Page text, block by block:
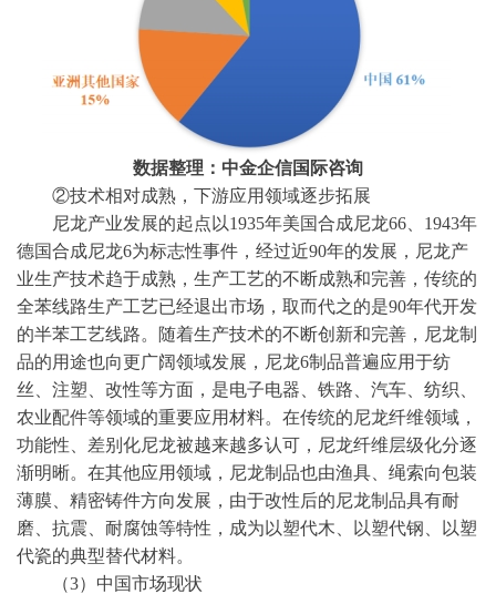
数据整理：中金企信国际咨询
②技术相对成熟，下游应用领域逐步拓展
尼龙产业发展的起点以1935年美国合成尼龙66、1943年
德国合成尼龙6为标志性事件，经过近90年的发展，尼龙产
业生产技术趋于成熟，生产工艺的不断成熟和完善，传统的
全苯线路生产工艺已经退出市场，取而代之的是90年代开发
的半苯工艺线路。随着生产技术的不断创新和完善，尼龙制
品的用途也向更广阔领域发展，尼龙6制品普遍应用于纺
丝、注塑、改性等方面，是电子电器、铁路、汽车、纺织、
农业配件等领域的重要应用材料。在传统的尼龙纤维领域，
功能性、差别化尼龙被越来越多认可，尼龙纤维层级化分逐
渐明晰。在其他应用领域，尼龙制品也由渔具、绳索向包装
薄膜、精密铸件方向发展，由于改性后的尼龙制品具有耐
磨、抗震、耐腐蚀等特性，成为以塑代木、以塑代钢、以塑
代瓷的典型替代材料。
（3） 中国市场现状